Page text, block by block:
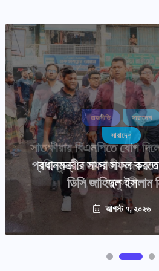
সারাদেশ
প্রধানমন্ত্রীর সফর সফল করতে
ডিসি জাহিদুল ইসলাম
আগস্ট ৭, ২০২৬